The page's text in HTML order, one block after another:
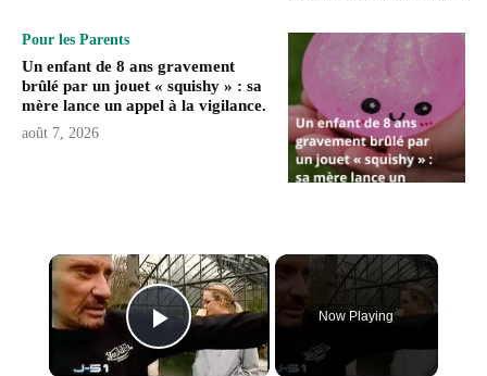
Pour les Parents
Un enfant de 8 ans gravement
brûlé par un jouet « squishy » : sa
mère lance un appel à la vigilance.
août 7, 2026
×
Play Video
Now Playing